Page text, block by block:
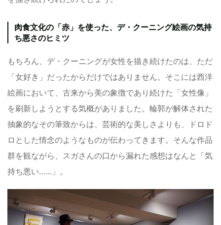
肉食文化の「赤」を使った、デ・クーニング絵画の気持
ち悪さのヒミツ
もちろん、デ・クーニングが女性を描き続けたのは、ただ
「女好き」だったからだけではありません。そこには西洋
絵画において、古来から美の象徴であり続けた「女性像」
を刷新しようとする気概がありました。輪郭が解体された
抽象的なその筆致からは、芸術的な美しさよりも、ドロド
ロとした情念のようなものが伝わってきます。そんな作品
群を観ながら、スガさんの口から漏れた感想はなんと「気
持ち悪い……」。